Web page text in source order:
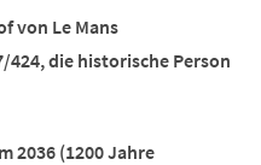
von Le Mans
424, die historische Person
2036 (1200 Jahre